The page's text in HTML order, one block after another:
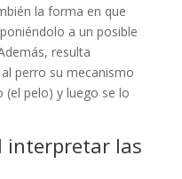
la forma en que
a un posible
resulta
perro su mecanismo
pelo) y luego se lo
interpretar las